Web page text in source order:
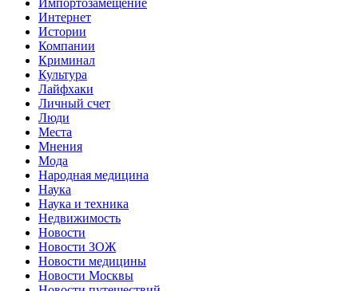
Импортозамещение
Интернет
Истории
Компании
Криминал
Культура
Лайфхаки
Личный счет
Люди
Места
Мнения
Мода
Народная медицина
Наука
Наука и техника
Недвижимость
Новости
Новости ЗОЖ
Новости медицины
Новости Москвы